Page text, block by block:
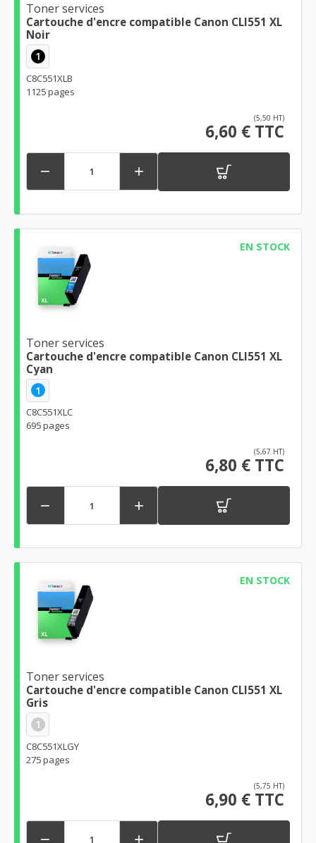
Toner services
Cartouche d'encre compatible Canon CLI551 XL
Noir
1
C8C551XLB
1125 pages
(5,50 HT)
6,60 € TTC
 
EN STOCK
Toner services
Cartouche d'encre compatible Canon CLI551 XL
Cyan
1
C8C551XLC
695 pages
(5,67 HT)
6,80 € TTC
 
EN STOCK
Toner services
Cartouche d'encre compatible Canon CLI551 XL
Gris
1
C8C551XLGY
275 pages
(5,75 HT)
6,90 € TTC
 